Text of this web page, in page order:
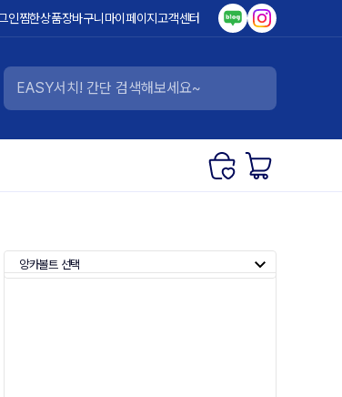
인찜한상품장바구니 마이페이지고객센터
앙카볼트 선택